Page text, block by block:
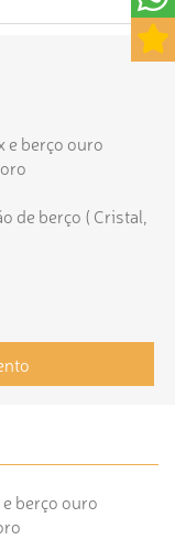
e berço ouro
de berço ( Cristal,
berço ouro